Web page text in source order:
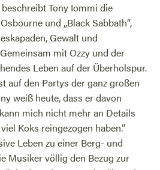
Tony Iommi die
und „Black Sabbath“,
Gewalt und
mit Ozzy und der
Leben auf der Überholspur.
auf den Partys der ganz großen
weiß heute, dass er davon
mich nicht mehr an Details
Koks reingezogen haben.”
Leben zu einer Berg- und
Musiker völlig den Bezug zur